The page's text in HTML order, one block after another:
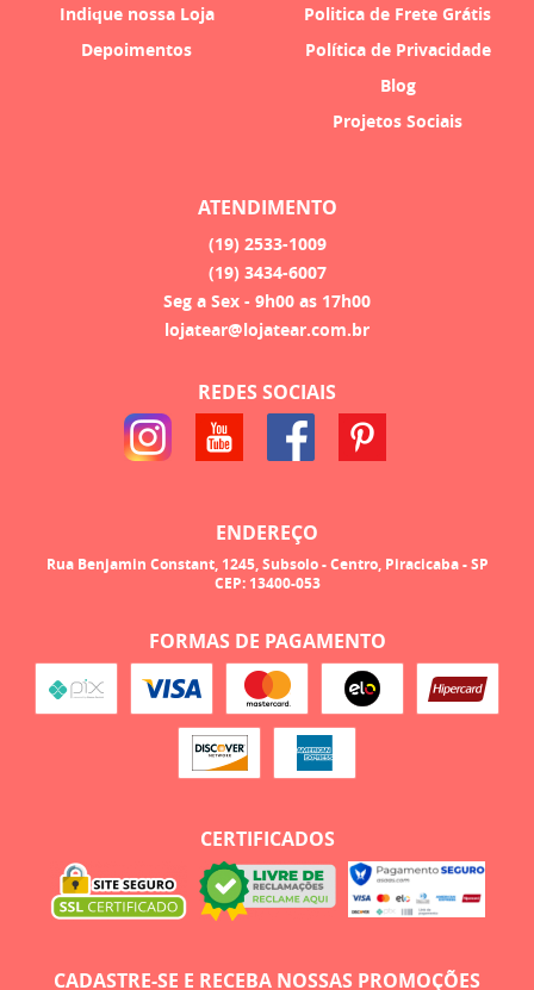
Indique nossa Loja
Depoimentos
Politica de Frete Grátis
Política de Privacidade
Blog
Projetos Sociais
ATENDIMENTO
(19) 2533-1009
(19) 3434-6007
Seg a Sex - 9h00 as 17h00
lojatear@lojatear.com.br
REDES SOCIAIS
ENDEREÇO
Rua Benjamin Constant, 1245, Subsolo-Centro, Piracicaba-SP
CEP: 13400-053
FORMAS DE PAGAMENTO
CERTIFICADOS
CADASTRE-SE E RECEBA NOSSAS PROMOÇÕES